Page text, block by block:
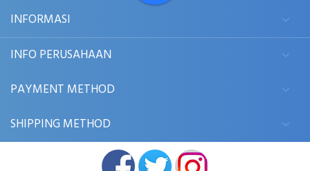
INFORMASI
INFO PERUSAHAAN
PAYMENT METHOD
SHIPPING METHOD